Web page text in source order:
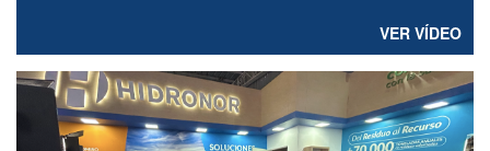
VER VÍDEO